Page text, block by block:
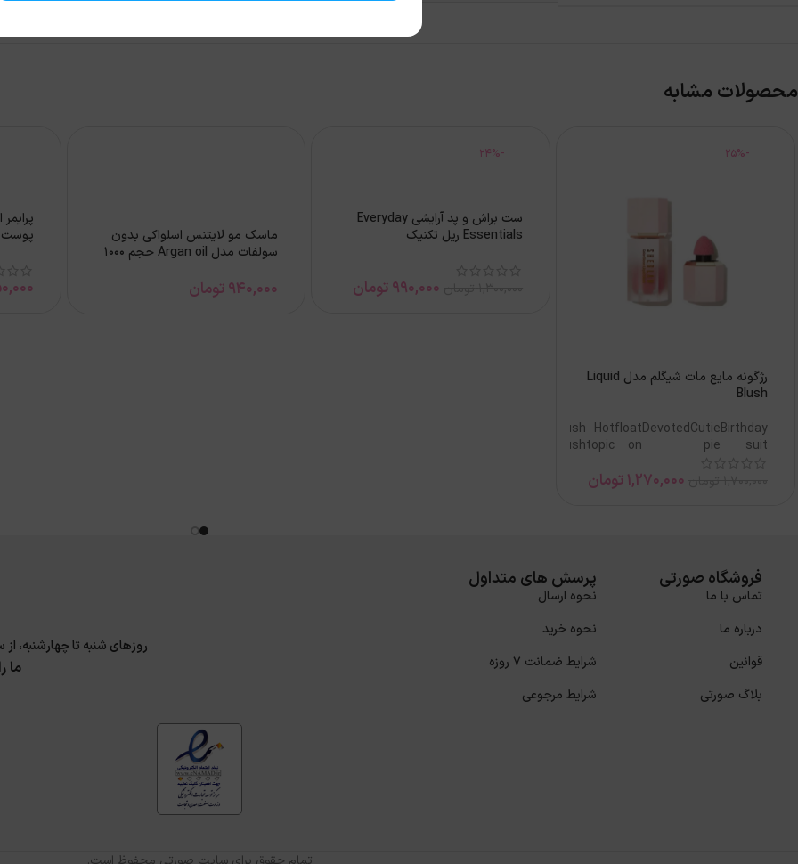
محصولات مشابه
-25%
رژگونه مایع مات شیگلم مدل Liquid
Blush
Birthday
suit
Cutie
pie
Devoted
float
on
Hot
topic
Hush
Hush
1,270,000تومان
-24%
ست براش و پد آرایشی Everyday
Essentials ریل تکنیک
990,000تومان
ماسک مو لایتنس اسلواکی بدون
سولفات مدل Argan oil حجم 1000
940,000تومان
پوست
فروشگاه صورتی
تماس با ما
درباره ما
قوانین
بلاگ صورتی
پرسش های متداول
نحوه ارسال
نحوه خرید
شرایط ضمانت 7 روزه
شرایط مرجوعی
ما
روزهای شنبه تا چهارشنبه، از ساعت 9 الی 17 و پنجشنبه 9 الی 14 پاسخگوی